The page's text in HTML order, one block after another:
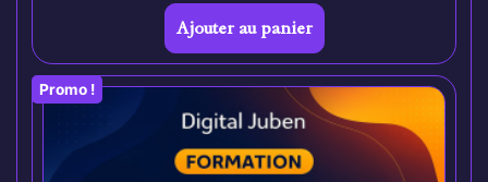
Ajouter au panier
Promo !